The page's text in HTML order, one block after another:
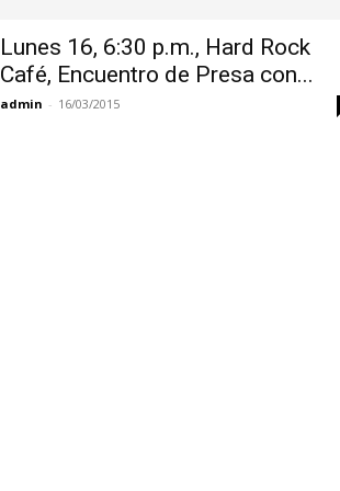
Lunes 16, 6:30 p.m., Hard Rock
Café, Encuentro de Presa con...
admin - 16/03/2015